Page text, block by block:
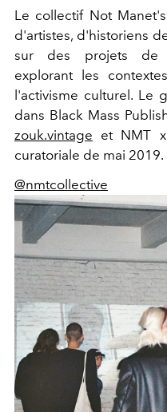
Le collectif Not
d'artistes, d'historiens
sur des projets de
explorant les
l'activisme culturel. Le
dans Black Mass
zouk.vintage et NMT x
curatoriale de mai 2019.
@nmtcollective